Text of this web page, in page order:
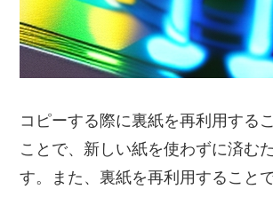
コピーする際に裏紙を再利用する
ことで、新しい紙を使わずに済む
す。また、裏紙を再利用すること